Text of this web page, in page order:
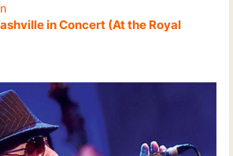
in Concert (At the Royal